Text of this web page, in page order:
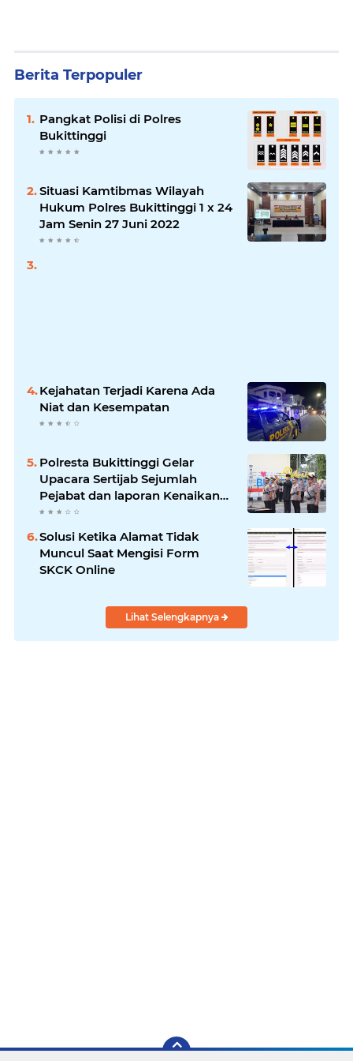
Berita Terpopuler
Pangkat Polisi di Polres
Bukittinggi
Situasi Kamtibmas Wilayah
Hukum Polres Bukittinggi 1 x 24
Jam Senin 27 Juni 2022
Kejahatan Terjadi Karena Ada
Niat dan Kesempatan
Polresta Bukittinggi Gelar
Upacara Sertijab Sejumlah
Pejabat dan laporan Kenaikan
Pangkat Pengabdian
Solusi Ketika Alamat Tidak
Muncul Saat Mengisi Form
SKCK Online
Lihat Selengkapnya